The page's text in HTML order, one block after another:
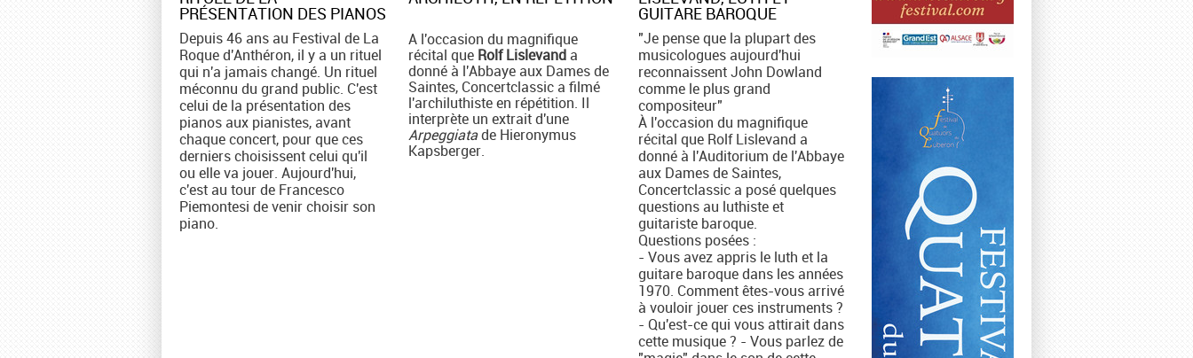
PRÉSENTATION DES PIANOS
Depuis 46 ans au Festival de La
Roque d'Anthéron, il y a un rituel
qui n'a jamais changé. Un rituel
méconnu du grand public. C'est
celui de la présentation des
pianos aux pianistes, avant
chaque concert, pour que ces
derniers choisissent celui qu'il
ou elle va jouer. Aujourd'hui,
c'est au tour de Francesco
Piemontesi de venir choisir son
piano.
A l'occasion du magnifique
récital que Rolf Lislevanda
donné à l'Abbaye aux Dames de
Saintes, Concertclassic a filmé
l'archiluthiste en répétition. Il
interprète un extrait d'une
Arpeggiatade Hieronymus
Kapsberger.
GUITARE BAROQUE
"Je pense que la plupart des
musicologues aujourd'hui
reconnaissent John Dowland
comme le plus grand
compositeur"
À l'occasion du magnifique
récital que Rolf Lislevand a
donné à l'Auditorium de l'Abbaye
aux Dames de Saintes,
Concertclassic a posé quelques
questions au luthiste et
guitariste baroque.
Questions posées :
- Vous avez appris le luth et la
guitare baroque dans les années
1970. Comment êtes-vous arrivé
à vouloir jouer ces instruments ?
- Qu'est-ce qui vous attirait dans
cette musique ? - Vous parlez de